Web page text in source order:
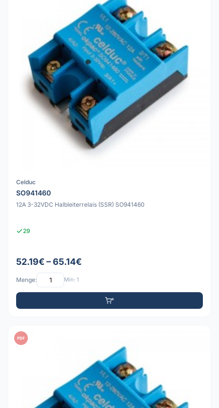
Celduc
SO941460
12A 3-32VDC Halbleiterrelais (SSR) SO941460
29
52.19€ – 65.14€
Menge: Min: 1
PDF